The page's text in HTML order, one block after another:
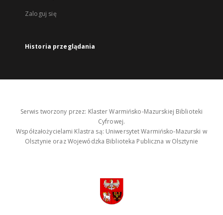
Zaloguj się
Historia przeglądania
Serwis tworzony przez: Klaster Warmińsko-Mazurskiej Biblioteki
Cyfrowej.
Współzałożycielami Klastra są: Uniwersytet Warmińsko-Mazurski w
Olsztynie oraz Wojewódzka Biblioteka Publiczna w Olsztynie